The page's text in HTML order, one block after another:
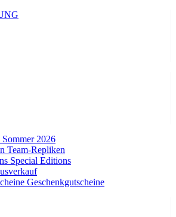
Sommer 2026
Team-Repliken
Special Editions
Geschenkgutscheine